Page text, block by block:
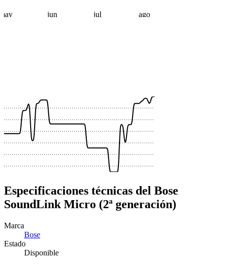
jun jul ago
Especificaciones técnicas del Bose
SoundLink Micro (2ª generación)
Marca
Bose
Estado
Disponible